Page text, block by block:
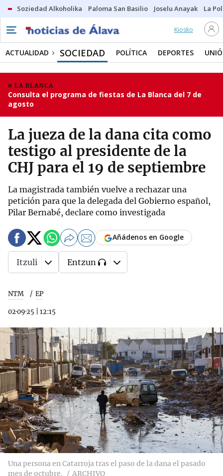
Soziedad Alkoholika Paloma San Basilio Joselu Anayak La
Kiosko
ACTUALIDAD SOCIEDAD POLÍTICA DEPORTES
LA BLANCA
Consulta el programa de fiestas de La Blanca del 7 de
agosto
La jueza de la dana cita como
testigo al presidente de la
CHJ para el 19 de septiembre
La magistrada también vuelve a rechazar una
petición para que la delegada del Gobierno español,
Pilar Bernabé, declare como investigada
NTM EP
02·09·25 12:15
Añádenos en Google
Itzuli Entzun
Una persona en Catarroja tras el paso de la dana el pasado
mes de octubre.
ARCHIVO